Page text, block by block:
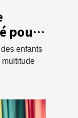
pour
enfants
multitude